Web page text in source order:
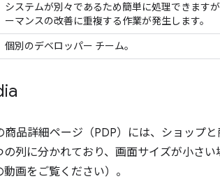
システムが別々であるため簡単に処理できます
ーマンスの改善に重複する作業が発生します。
個別のデベロッパー チーム。
品詳細ページ（PDP）には、ショップ
の列に分かれており、画面サイズが小さ
画をご覧ください）。